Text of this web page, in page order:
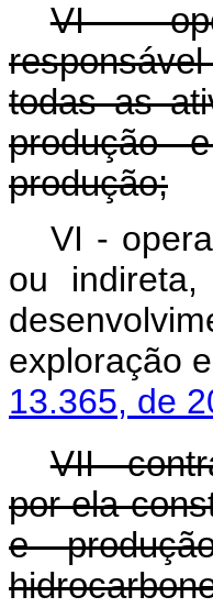
VI -
todas as
produção
produção;
VI -
ou
13.365, de
VII -
por ela
e